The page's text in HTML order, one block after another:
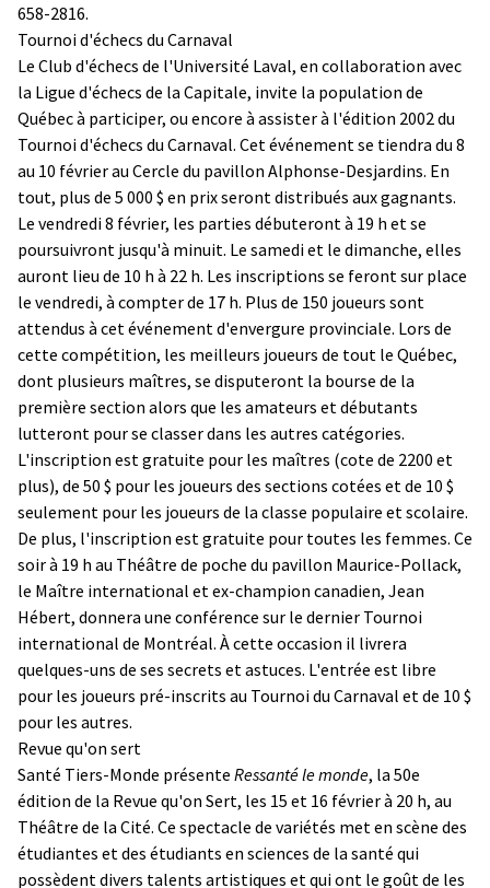
658-2816.
Tournoi d'échecs du Carnaval
Le Club d'échecs de l'Université Laval, en collaboration avec
la Ligue d'échecs de la Capitale, invite la population de
Québec à participer, ou encore à assister à l'édition 2002 du
Tournoi d'échecs du Carnaval. Cet événement se tiendra du 8
au 10 février au Cercle du pavillon Alphonse-Desjardins. En
tout, plus de 5 000 $ en prix seront distribués aux gagnants.
Le vendredi 8 février, les parties débuteront à 19 h et se
poursuivront jusqu'à minuit. Le samedi et le dimanche, elles
auront lieu de 10 h à 22 h. Les inscriptions se feront sur place
le vendredi, à compter de 17 h. Plus de 150 joueurs sont
attendus à cet événement d'envergure provinciale. Lors de
cette compétition, les meilleurs joueurs de tout le Québec,
dont plusieurs maîtres, se disputeront la bourse de la
première section alors que les amateurs et débutants
lutteront pour se classer dans les autres catégories.
L'inscription est gratuite pour les maîtres (cote de 2200 et
plus), de 50 $ pour les joueurs des sections cotées et de 10 $
seulement pour les joueurs de la classe populaire et scolaire.
De plus, l'inscription est gratuite pour toutes les femmes. Ce
soir à 19 h au Théâtre de poche du pavillon Maurice-Pollack,
le Maître international et ex-champion canadien, Jean
Hébert, donnera une conférence sur le dernier Tournoi
international de Montréal. À cette occasion il livrera
quelques-uns de ses secrets et astuces. L'entrée est libre
pour les joueurs pré-inscrits au Tournoi du Carnaval et de 10 $
pour les autres.
Revue qu'on sert
Santé Tiers-Monde présente Ressanté le monde, la 50e
édition de la Revue qu'on Sert, les 15 et 16 février à 20 h, au
Théâtre de la Cité. Ce spectacle de variétés met en scène des
étudiantes et des étudiants en sciences de la santé qui
possèdent divers talents artistiques et qui ont le goût de les